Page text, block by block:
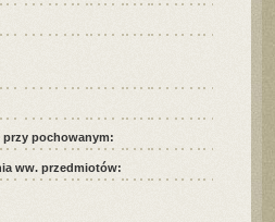
przy pochowanym:
ww. przedmiotów: